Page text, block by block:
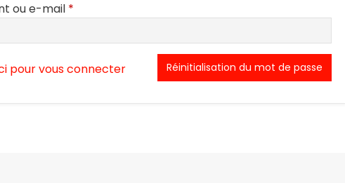
ou e-mail *
pour vous connecter Réinitialisation du mot de passe